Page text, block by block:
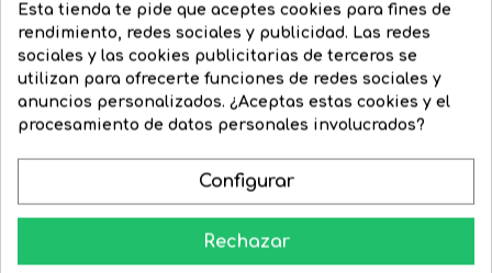
-10%
‹
Esta tienda te pide que aceptes cookies para fines de
rendimiento, redes sociales y publicidad. Las redes
sociales y las cookies publicitarias de terceros se
utilizan para ofrecerte funciones de redes sociales y
anuncios personalizados. ¿Aceptas estas cookies y el
procesamiento de datos personales involucrados?
Configurar
Rechazar